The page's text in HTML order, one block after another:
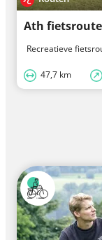
Ath fietsroute
Recreatieve
47,7 km